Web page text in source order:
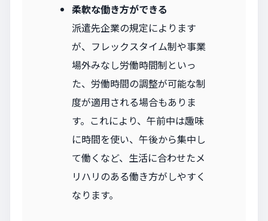
柔軟な働き方ができる
派遣先企業の規定によります
が、フレックスタイム制や事業
場外みなし労働時間制といっ
た、労働時間の調整が可能な制
度が適用される場合もありま
す。これにより、午前中は趣味
に時間を使い、午後から集中し
て働くなど、生活に合わせたメ
リハリのある働き方がしやすく
なります。